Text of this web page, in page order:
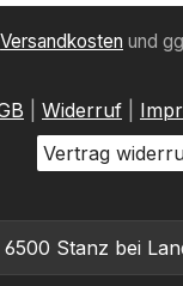
Versandkosten und
Widerruf
Vertrag
Stanz bei